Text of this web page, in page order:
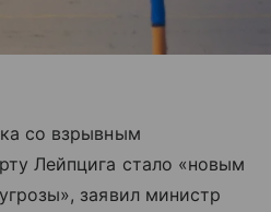
со взрывным
Лейпцига стало «новым
заявил министр